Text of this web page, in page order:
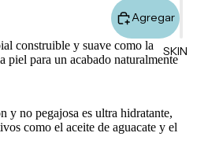
Regalo
Marketpl
ace
Tarjetas
SKIN
Agregar
construible y suave como la
piel para un acabado naturalmente
y no pegajosa es ultra hidratante,
como el aceite de aguacate y el